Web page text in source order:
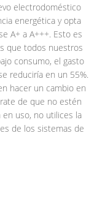
electrodoméstico
energética y opta
A+ a A+++. Esto es
que todos nuestros
consumo, el gasto
reduciría en un 55%.
hacer un cambio en
de que no estén
uso, no utilices la
de los sistemas de